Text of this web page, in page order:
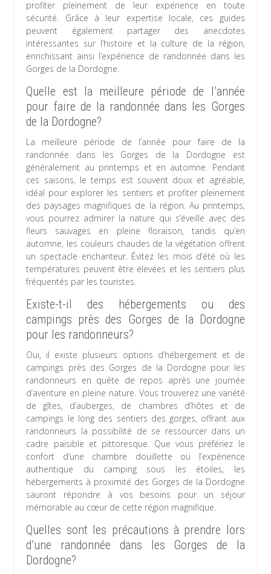
profiter pleinement de leur expérience en toute
sécurité. Grâce à leur expertise locale, ces guides
peuvent également partager des anecdotes
intéressantes sur l’histoire et la culture de la région,
enrichissant ainsi l’expérience de randonnée dans les
Gorges de la Dordogne.
Quelle est la meilleure période de l’année
pour faire de la randonnée dans les Gorges
de la Dordogne?
La meilleure période de l’année pour faire de la
randonnée dans les Gorges de la Dordogne est
généralement au printemps et en automne. Pendant
ces saisons, le temps est souvent doux et agréable,
idéal pour explorer les sentiers et profiter pleinement
des paysages magnifiques de la région. Au printemps,
vous pourrez admirer la nature qui s’éveille avec des
fleurs sauvages en pleine floraison, tandis qu’en
automne, les couleurs chaudes de la végétation offrent
un spectacle enchanteur. Évitez les mois d’été où les
températures peuvent être élevées et les sentiers plus
fréquentés par les touristes.
Existe-t-il des hébergements ou des
campings près des Gorges de la Dordogne
pour les randonneurs?
Oui, il existe plusieurs options d’hébergement et de
campings près des Gorges de la Dordogne pour les
randonneurs en quête de repos après une journée
d’aventure en pleine nature. Vous trouverez une variété
de gîtes, d’auberges, de chambres d’hôtes et de
campings le long des sentiers des gorges, offrant aux
randonneurs la possibilité de se ressourcer dans un
cadre paisible et pittoresque. Que vous préfériez le
confort d’une chambre douillette ou l’expérience
authentique du camping sous les étoiles, les
hébergements à proximité des Gorges de la Dordogne
sauront répondre à vos besoins pour un séjour
mémorable au cœur de cette région magnifique.
Quelles sont les précautions à prendre lors
d’une randonnée dans les Gorges de la
Dordogne?